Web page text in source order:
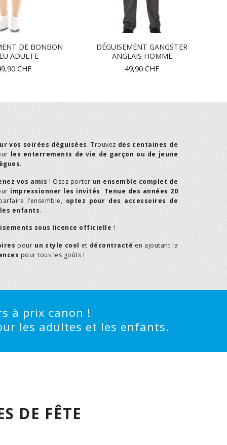
DE BONBON
ADULTE
CHF
DÉGUISEMENT GANGSTER
ANGLAIS HOMME
49,90 CHF
vos soirées déguisées. Trouvez des centaines de
les enterrements de vie de garçon ou de jeune
.
vos amis ! Osez porter un ensemble complet de
impressionner les invités. Tenue des années 20
l’ensemble, optez pour des accessoires de
les enfants.
sous licence officielle !
pour un style cool et décontracté en ajoutant la
pour tous les goûts !
à prix canon !
les adultes et les enfants.
DE FÊTE